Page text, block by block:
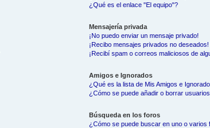
¿Qué es el enlace "El equipo"?
Mensajería privada
¡No puedo enviar un mensaje privado!
¡Recibo mensajes privados no deseados!
¡Recibí spam o correos maliciosos de
Amigos e Ignorados
¿Qué es la lista de Mis Amigos e
¿Cómo se puede añadir o borrar
Búsqueda en los foros
¿Cómo se puede buscar en uno o varios